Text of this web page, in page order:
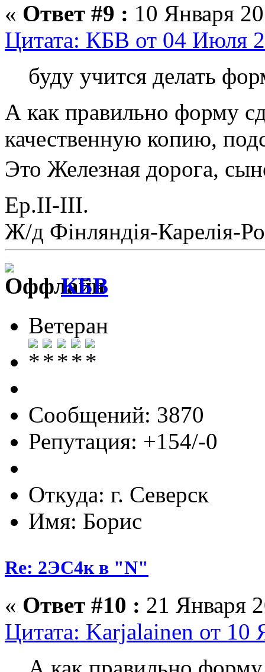
« Ответ #9 : 10 Января
Цитата: КБВ от 04 Июля
буду учится делать
А как правильно форму
качественную копию,
Это Железная дорога,
Ер.II-III.
Ж/д Фiнляндiя-Карелiя-
КБВ
Ветеран
Сообщений: 3870
Репутация: +154/-0
Откуда: г. Северск
Имя: Борис
Re: 2ЭС4к в "N"
« Ответ #10 : 21 Января
Цитата: Karjalainen от 10